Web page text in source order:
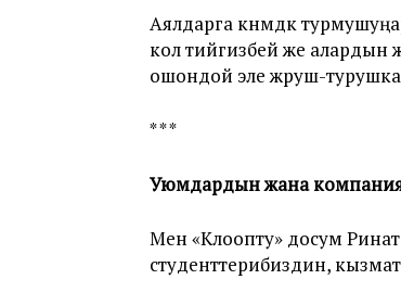
Аялдарга күнүмдүк
кол тийгизбей же алардын
ошондой эле жүруш-турушка
* * *
Уюмдардын жана
Мен «Клоопту» досум
студенттерибиздин,